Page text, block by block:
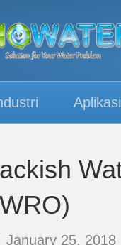
Aplikasi
January 25, 2018